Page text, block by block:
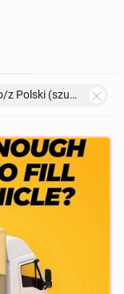
Transport do/z Polski (szukam/oferuję)